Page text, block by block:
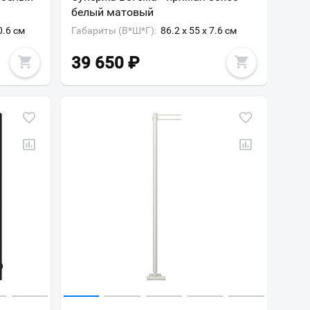
см
белый матовый
Габариты (В*Ш*Г): 86.2 x 55 x 7.6 см
39 650 ₽